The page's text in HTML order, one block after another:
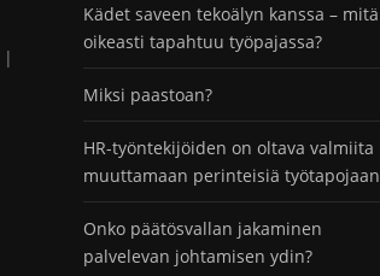
|
Kädet saveen tekoälyn kanssa – mitä
oikeasti tapahtuu työpajassa?
Miksi paastoan?
HR-työntekijöiden on oltava valmiita
muuttamaan perinteisiä työtapojaan
Onko päätösvallan jakaminen
palvelevan johtamisen ydin?